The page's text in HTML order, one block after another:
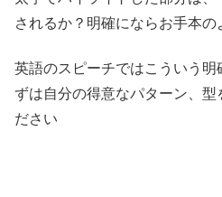
されるか？明確にならお手本の
英語のスピーチではこういう明
ずは自分の得意なパターン、型
ださい